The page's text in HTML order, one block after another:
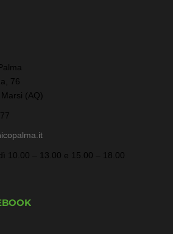
76
(AQ)
10.00 – 13.00 e 15.00 – 18.00